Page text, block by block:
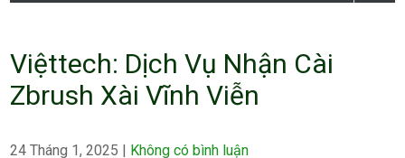
Việttech: Dịch Vụ Nhận Cài
Zbrush Xài Vĩnh Viễn
24 Tháng 1, 2025 | Không có bình luận